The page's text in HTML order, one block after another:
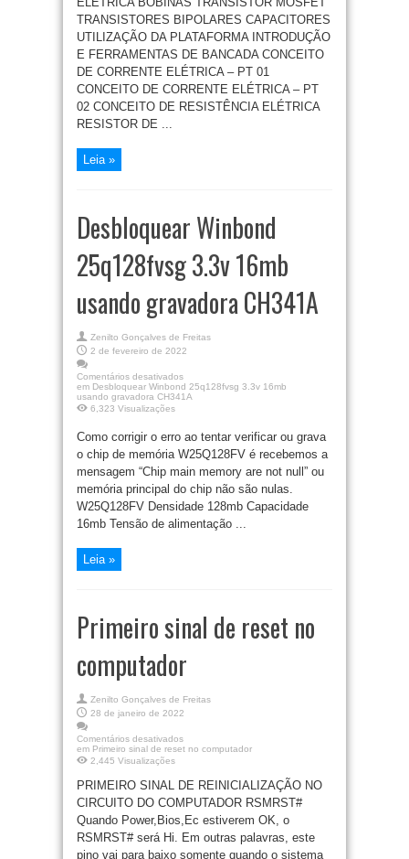
TRANSISTORES BIPOLARES CAPACITORES
UTILIZAÇÃO DA PLATAFORMA INTRODUÇÃO
E FERRAMENTAS DE BANCADA CONCEITO
DE CORRENTE ELÉTRICA – PT 01
CONCEITO DE CORRENTE ELÉTRICA – PT
02 CONCEITO DE RESISTÊNCIA ELÉTRICA
RESISTOR DE ...
Leia »
Desbloquear Winbond
25q128fvsg 3.3v 16mb
usando gravadora CH341A
Zenilto Gonçalves de Freitas
2 de fevereiro de 2022
Comentários desativados
em Desbloquear Winbond 25q128fvsg 3.3v 16mb
usando gravadora CH341A
6,323 Visualizações
Como corrigir o erro ao tentar verificar ou grava
o chip de memória W25Q128FV é recebemos a
mensagem “Chip main memory are not null” ou
memória principal do chip não são nulas.
W25Q128FV Densidade 128mb Capacidade
16mb Tensão de alimentação ...
Leia »
Primeiro sinal de reset no
computador
Zenilto Gonçalves de Freitas
28 de janeiro de 2022
Comentários desativados
em Primeiro sinal de reset no computador
2,445 Visualizações
PRIMEIRO SINAL DE REINICIALIZAÇÃO NO
CIRCUITO DO COMPUTADOR RSMRST#
Quando Power,Bios,Ec estiverem OK, o
RSMRST# será Hi. Em outras palavras, este
pino vai para baixo somente quando o sistema